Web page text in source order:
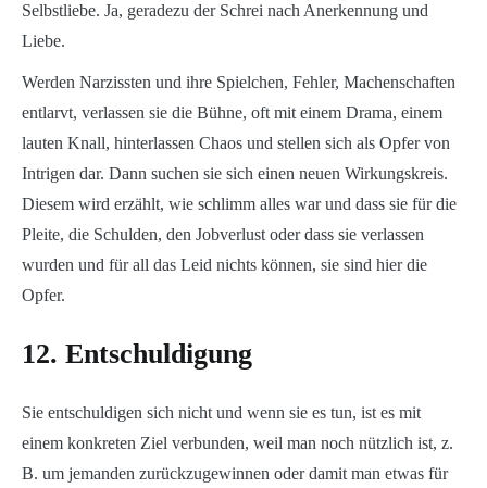
Selbstliebe. Ja, geradezu der Schrei nach Anerkennung und
Liebe.
Werden Narzissten und ihre Spielchen, Fehler, Machenschaften
entlarvt, verlassen sie die Bühne, oft mit einem Drama, einem
lauten Knall, hinterlassen Chaos und stellen sich als Opfer von
Intrigen dar. Dann suchen sie sich einen neuen Wirkungskreis.
Diesem wird erzählt, wie schlimm alles war und dass sie für die
Pleite, die Schulden, den Jobverlust oder dass sie verlassen
wurden und für all das Leid nichts können, sie sind hier die
Opfer.
12. Entschuldigung
Sie entschuldigen sich nicht und wenn sie es tun, ist es mit
einem konkreten Ziel verbunden, weil man noch nützlich ist, z.
B. um jemanden zurückzugewinnen oder damit man etwas für